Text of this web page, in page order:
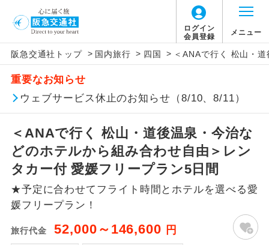
ログイン
会員登録
メニュー
阪急交通社トップ > 国内旅行 > 四国 > ＜ANAで行く 松山・
重要なお知らせ
ウェブサービス休止のお知らせ（8/10、8/11）
＜ANAで行く 松山・道後温泉・今治な
どのホテルから組み合わせ自由＞レン
タカー付 愛媛フリープラン5日間
★予定に合わせてフライト時間とホテルを選べる愛
媛フリープラン！
旅行代金 52,000～146,600 円
アイコン 説明
添乗員同行
往路出発空港（駅）から復路到着空港
（駅）まで同行します。
現地添乗員同
行
現地到着空港（駅）から最終日出発空港
（駅）まで添乗員が同行します。
バスガイド乗
務
バスガイドが乗務し、車内での観光案内
があります。
「価格変動型ツアー」に関するご案内
価格変動型ツアーとは
賃」を利用したツアーです。
お申し込み時期・ご利用便の空席状況に
よって料金が変動いたします。
以下の注意事項をあらかじめご了承いただき
ますようお願いいたします。